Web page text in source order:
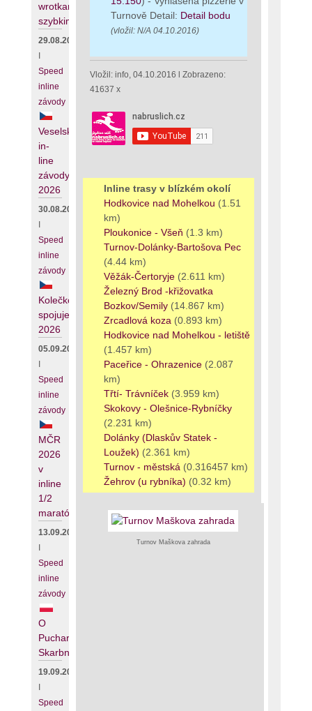
wrotkarstwie
szybkim
29.08.2026
Speed
inline
závody
Veselské
in-
line
závody
2026
30.08.2026
Speed
inline
závody
Kolečko
spojuje
2026
05.09.2026
Speed
inline
závody
MČR
2026
v
inline
1/2
maratónu
13.09.2026
Speed
inline
závody
O
Puchar
Skarbnika
19.09.2026
Speed
Turnově Detail: Detail bodu
(vložil: N/A 04.10.2016)
Vložil: info, 04.10.2016 l Zobrazeno:
41637 x
Inline trasy v blízkém okolí
Hodkovice nad Mohelkou (1.51
km)
Ploukonice - Všeň (1.3 km)
Turnov-Dolánky-Bartošova Pec
(4.44 km)
Věžák-Čertoryje (2.611 km)
Železný Brod -křižovatka
Bozkov/Semily (14.867 km)
Zrcadlová koza (0.893 km)
Hodkovice nad Mohelkou - letiště
(1.457 km)
Paceřice - Ohrazenice (2.087
km)
Třtí- Trávníček (3.959 km)
Skokovy - Olešnice-Rybníčky
(2.231 km)
Dolánky (Dlaskův Statek -
Loužek) (2.361 km)
Turnov - městská (0.316457 km)
Žehrov (u rybníka) (0.32 km)
Turnov Maškova zahrada